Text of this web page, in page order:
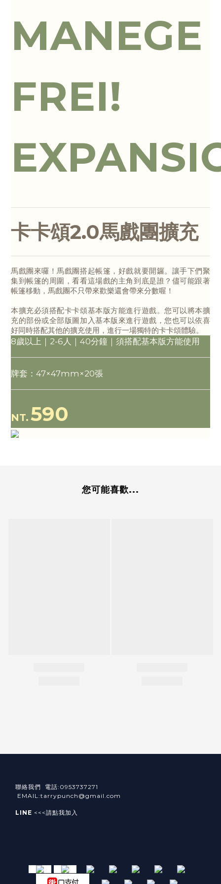
MANEGE
FREI!
卡卡頌2.0馬戲團擴充
馬戲團來囉！馬戲團搭起帳篷，好戲就要開鑼。讓手下們聚
集到帳篷的周圍，看看這場戲的主角到底是誰？儘可能跟著
帳篷移動，馬戲團不只帶來歡樂還會帶來分數喔！
本擴充必須搭配卡卡頌基本版方能進行遊戲。您可以將本擴
充的部份或全部版圖加入基本版來進行遊戲，您也可以依喜
好同時搭配其他的擴充使用，進行一場獨特的卡卡頌體驗。
8歲以上｜2-6人｜40分鐘｜須搭配基本版方能使用
牌套：47×47mm×20張
NT. 590
您可能喜歡...
聯絡我們 電話:0953737271
EMAIL:tarrypunch@gmail.com
LINE <<<請點我加入